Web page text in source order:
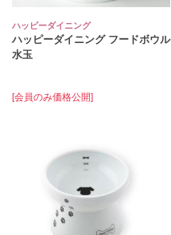
ハッピーダイニング
ハッピーダイニング フードボウル
水玉
[会員のみ価格公開]